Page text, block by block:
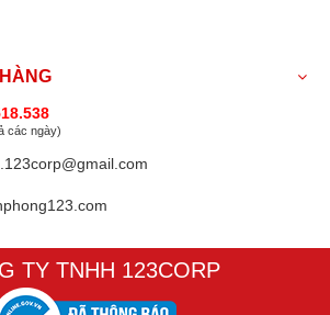
các ngày)
TY TNHH 123CORP